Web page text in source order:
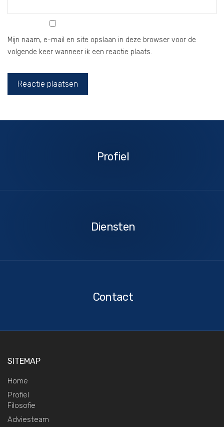
Mijn naam, e-mail en site opslaan in deze browser voor de
volgende keer wanneer ik een reactie plaats.
Profiel
Diensten
Contact
SITEMAP
Home
Profiel
Filosofie
Adviesteam